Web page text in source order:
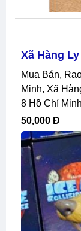
Xã Hàng
Mua Bán, Rao Vặt Đồ Gia Dụng Quận 8 Hồ Chí
Minh, Xã
8 Hồ Chí Minh
50,000 Đ